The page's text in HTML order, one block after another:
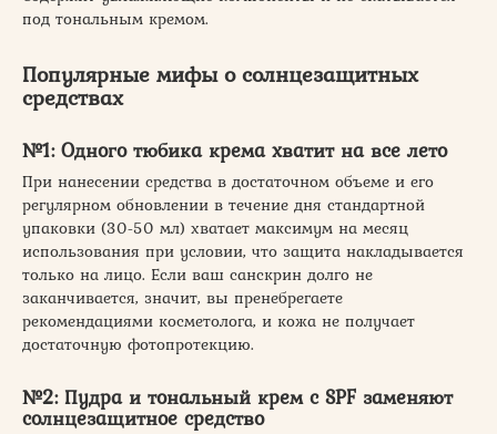
под тональным кремом.
Популярные мифы о солнцезащитных
средствах
№1: Одного тюбика крема хватит на все лето
При нанесении средства в достаточном объеме и его
регулярном обновлении в течение дня стандартной
упаковки (30-50 мл) хватает максимум на месяц
использования при условии, что защита накладывается
только на лицо. Если ваш санскрин долго не
заканчивается, значит, вы пренебрегаете
рекомендациями косметолога, и кожа не получает
достаточную фотопротекцию.
№2: Пудра и тональный крем с SPF заменяют
солнцезащитное средство